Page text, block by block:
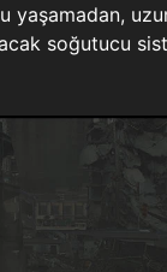
yaşamadan,
soğutucu